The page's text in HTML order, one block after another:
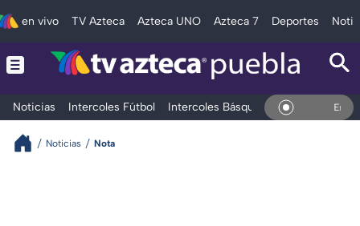
en vivo TV Azteca Azteca UNO Azteca 7 Deportes
Noticias Intercoles Fútbol Intercoles Básquetbol Deportes
En Vivo
Noticias Nota